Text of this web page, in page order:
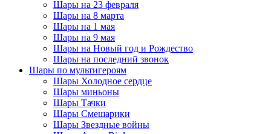
Шары на 23 февраля
Шары на 8 марта
Шары на 1 мая
Шары на 9 мая
Шары на Новый год и Рождество
Шары на последний звонок
Шары по мультигероям
Шары Холодное сердце
Шары миньоны
Шары Тачки
Шары Смешарики
Шары Звездные войны